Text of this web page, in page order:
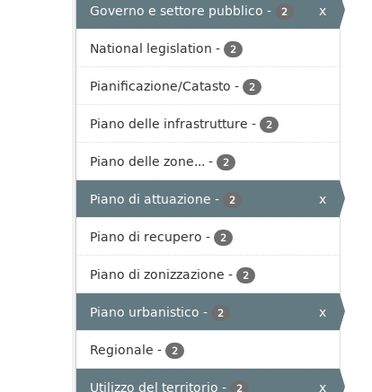
Governo e settore pubblico - 2
x
National legislation - 2
Pianificazione/Catasto - 2
Piano delle infrastrutture - 2
Piano delle zone... - 2
Piano di attuazione - 2
x
Piano di recupero - 2
Piano di zonizzazione - 2
Piano urbanistico - 2
x
Regionale - 2
Utilizzo del territorio - 2
x